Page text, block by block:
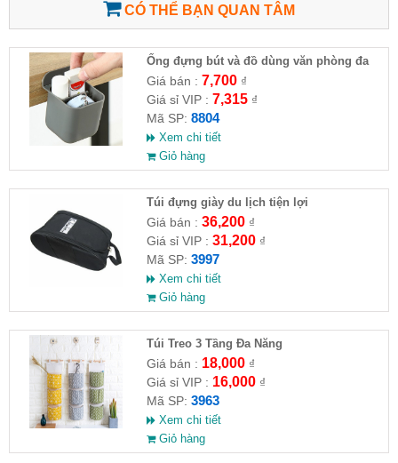
CÓ THỂ BẠN QUAN TÂM
Ống đựng bút và đồ dùng văn phòng đa
năng
Giá bán : 7,700₫
Giá sỉ VIP : 7,315₫
Mã SP: 8804
Xem chi tiết
Giỏ hàng
Túi đựng giày du lịch tiện lợi
Giá bán : 36,200₫
Giá sỉ VIP : 31,200₫
Mã SP: 3997
Xem chi tiết
Giỏ hàng
Túi Treo 3 Tầng Đa Năng
Giá bán : 18,000₫
Giá sỉ VIP : 16,000₫
Mã SP: 3963
Xem chi tiết
Giỏ hàng